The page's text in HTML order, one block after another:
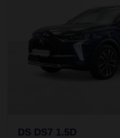
DS DS7 1.5D